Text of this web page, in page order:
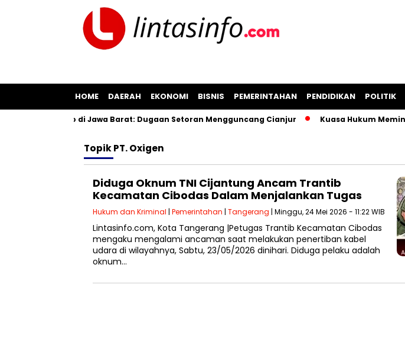
HOME DAERAH EKONOMI BISNIS PEMERINTAHAN PENDIDIKAN POLITIK
Pil Koplo di Jawa Barat: Dugaan Setoran Mengguncang Cianjur Kuasa Hukum Meminta
TopikPT. Oxigen
Diduga Oknum TNI Cijantung Ancam Trantib
Kecamatan Cibodas Dalam Menjalankan Tugas ‎
Hukum dan Kriminal | Pemerintahan | Tangerang | Minggu, 24 Mei 2026 - 11:22 WIB
Lintasinfo.com, Kota Tangerang |Petugas Trantib Kecamatan Cibodas
mengaku mengalami ancaman saat melakukan penertiban kabel
udara di wilayahnya, Sabtu, 23/05/2026 dinihari. Diduga pelaku adalah
oknum…